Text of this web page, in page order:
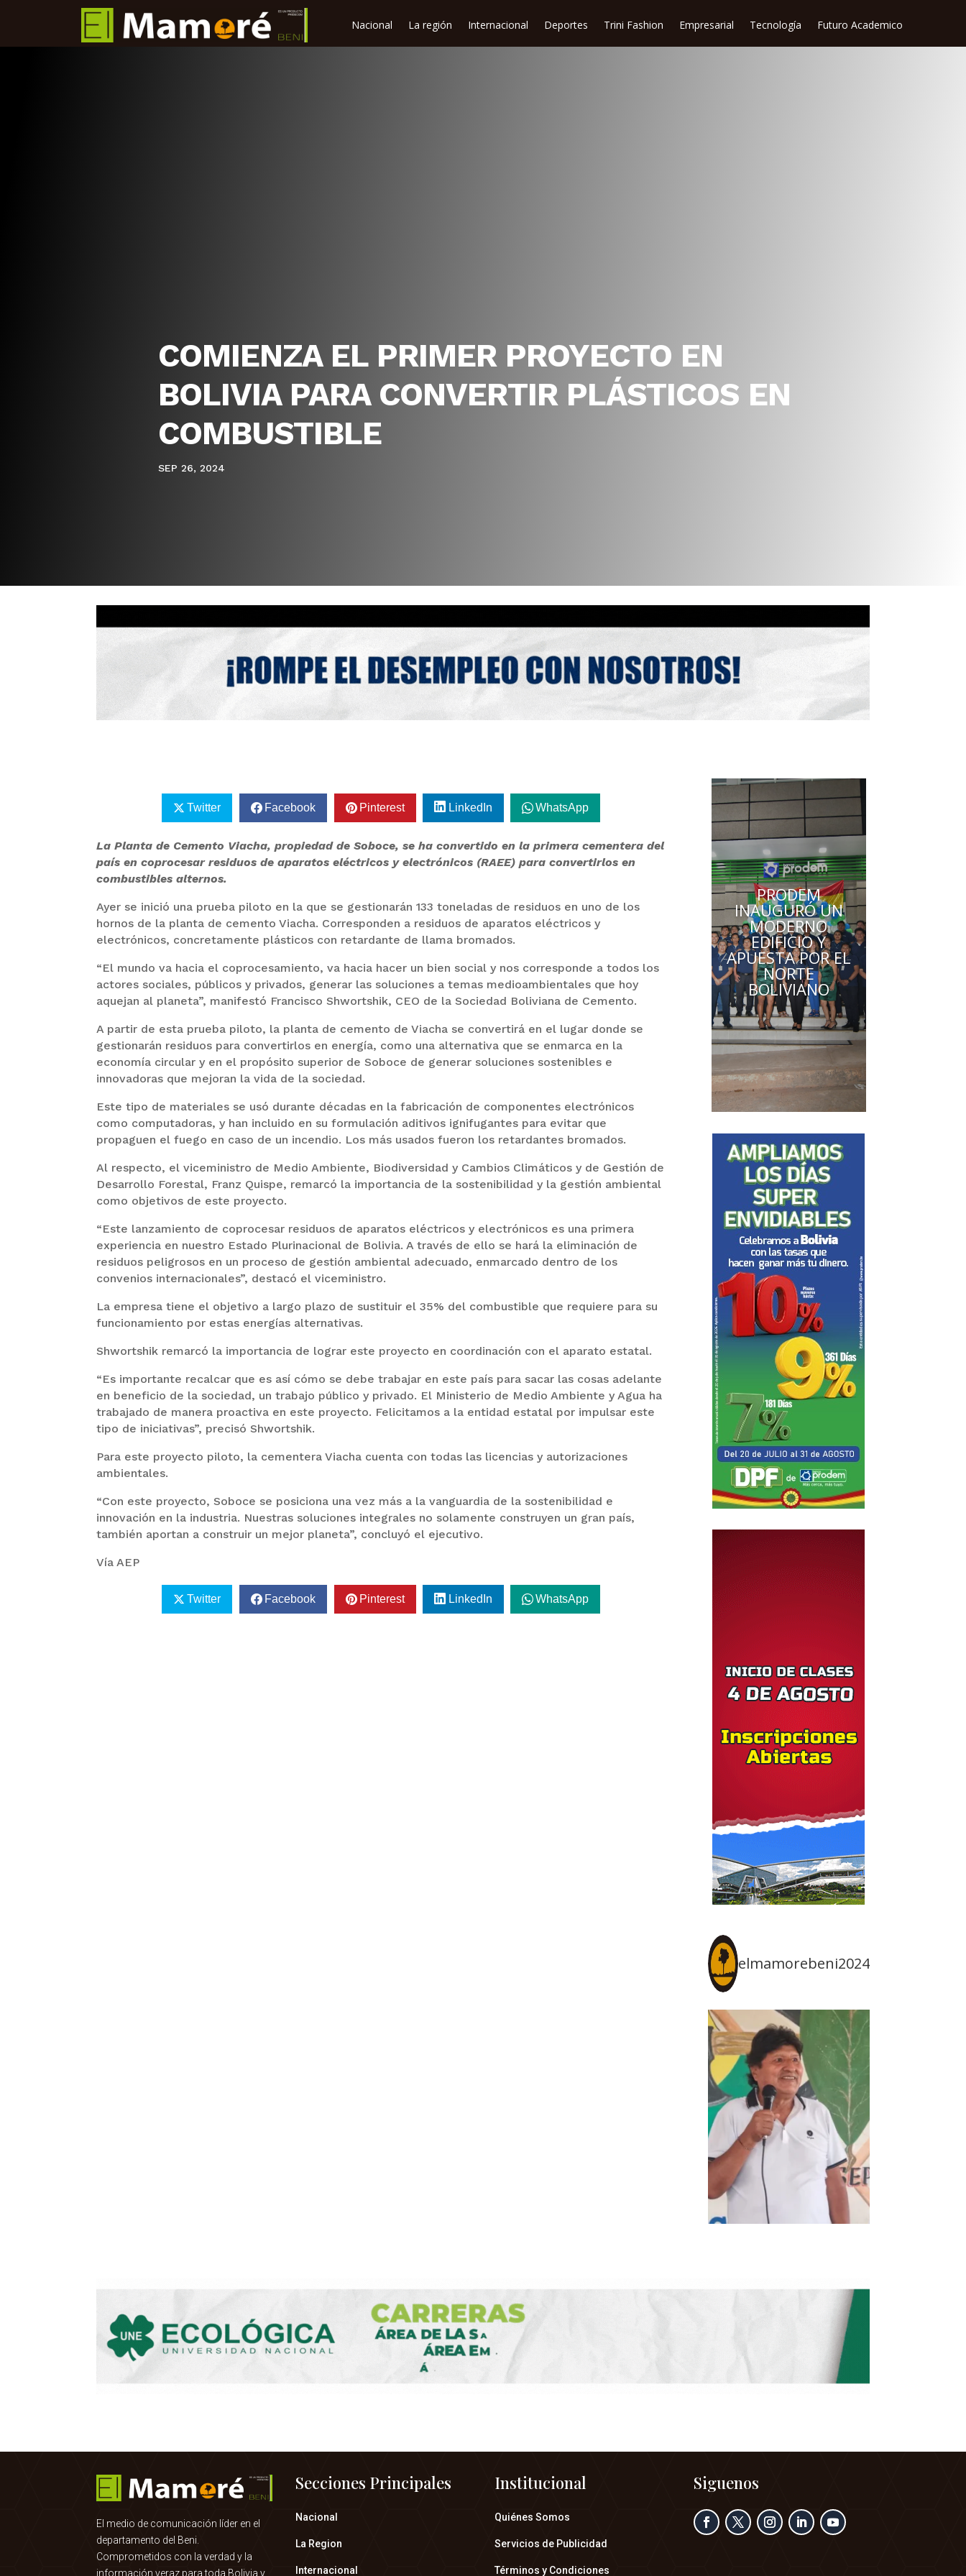
Nacional La región Internacional Deportes Trini Fashion Empresarial Tecnología Futuro Academico
COMIENZA EL PRIMER PROYECTO EN
BOLIVIA PARA CONVERTIR PLÁSTICOS EN
COMBUSTIBLE
SEP 26, 2024
Twitter Facebook Pinterest LinkedIn WhatsApp
La Planta de Cemento Viacha, propiedad de Soboce, se ha convertido en la primera cementera del
país en coprocesar residuos de aparatos eléctricos y electrónicos (RAEE) para convertirlos en
combustibles alternos.
Ayer se inició una prueba piloto en la que se gestionarán 133 toneladas de residuos en uno de los
hornos de la planta de cemento Viacha. Corresponden a residuos de aparatos eléctricos y
electrónicos, concretamente plásticos con retardante de llama bromados.
“El mundo va hacia el coprocesamiento, va hacia hacer un bien social y nos corresponde a todos los
actores sociales, públicos y privados, generar las soluciones a temas medioambientales que hoy
aquejan al planeta”, manifestó Francisco Shwortshik, CEO de la Sociedad Boliviana de Cemento.
A partir de esta prueba piloto, la planta de cemento de Viacha se convertirá en el lugar donde se
gestionarán residuos para convertirlos en energía, como una alternativa que se enmarca en la
economía circular y en el propósito superior de Soboce de generar soluciones sostenibles e
innovadoras que mejoran la vida de la sociedad.
Este tipo de materiales se usó durante décadas en la fabricación de componentes electrónicos
como computadoras, y han incluido en su formulación aditivos ignifugantes para evitar que
propaguen el fuego en caso de un incendio. Los más usados fueron los retardantes bromados.
Al respecto, el viceministro de Medio Ambiente, Biodiversidad y Cambios Climáticos y de Gestión de
Desarrollo Forestal, Franz Quispe, remarcó la importancia de la sostenibilidad y la gestión ambiental
como objetivos de este proyecto.
“Este lanzamiento de coprocesar residuos de aparatos eléctricos y electrónicos es una primera
experiencia en nuestro Estado Plurinacional de Bolivia. A través de ello se hará la eliminación de
residuos peligrosos en un proceso de gestión ambiental adecuado, enmarcado dentro de los
convenios internacionales”, destacó el viceministro.
La empresa tiene el objetivo a largo plazo de sustituir el 35% del combustible que requiere para su
funcionamiento por estas energías alternativas.
Shwortshik remarcó la importancia de lograr este proyecto en coordinación con el aparato estatal.
“Es importante recalcar que es así cómo se debe trabajar en este país para sacar las cosas adelante
en beneficio de la sociedad, un trabajo público y privado. El Ministerio de Medio Ambiente y Agua ha
trabajado de manera proactiva en este proyecto. Felicitamos a la entidad estatal por impulsar este
tipo de iniciativas”, precisó Shwortshik.
Para este proyecto piloto, la cementera Viacha cuenta con todas las licencias y autorizaciones
ambientales.
“Con este proyecto, Soboce se posiciona una vez más a la vanguardia de la sostenibilidad e
innovación en la industria. Nuestras soluciones integrales no solamente construyen un gran país,
también aportan a construir un mejor planeta”, concluyó el ejecutivo.
Vía AEP
Twitter Facebook Pinterest LinkedIn WhatsApp
BANCO UNIÓN
LLEVA
EDUCACIÓN
FINANCIERA A
MÁS SECTORES
DE LA
POBLACIÓN.
elmamorebeni2024
El medio de comunicación líder en el
departamento del Beni.
Comprometidos con la verdad y la
información veraz para toda Bolivia y
Secciones Principales
Nacional
La Region
Internacional
Institucional
Quiénes Somos
Servicios de Publicidad
Términos y Condiciones
Siguenos